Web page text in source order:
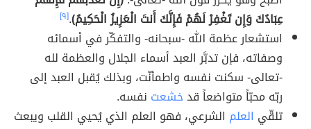
عِبَادُكَ وَإِن تَغْفِرْ لَهُمْ فَإِنَّكَ أَنتَ الْعَزِيزُ الْحَكِيمُ).[٩]
استشعار عظمة الله -سبحانه- والتفكّر في أسمائه
وصفاته، فإن تدبَّر العبد أسماء الجلال والعظمة لله
-تعالى- سكنت نفسه واطمأنّت، وبذلك يُقبل العبد إلى
ربّه محبّاً متواضعاً قدخشعت نفسه.
تلقّي العلم الشرعي، فهو العلم الذي يُحيي القلب ويبعث